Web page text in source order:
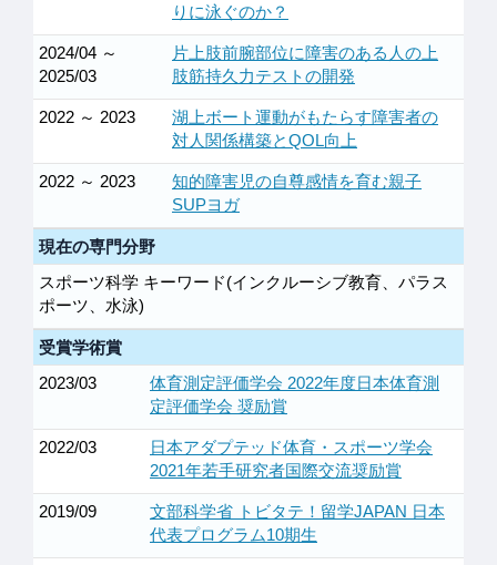
りに泳ぐのか？
2024/04 ～
2025/03
片上肢前腕部位に障害のある人の上
肢筋持久力テストの開発
2022 ～ 2023
湖上ボート運動がもたらす障害者の
対人関係構築とQOL向上
2022 ～ 2023
知的障害児の自尊感情を育む親子
SUPヨガ
現在の専門分野
スポーツ科学 キーワード(インクルーシブ教育、パラス
ポーツ、水泳)
受賞学術賞
2023/03
体育測定評価学会 2022年度日本体育測
定評価学会 奨励賞
2022/03
日本アダプテッド体育・スポーツ学会
2021年若手研究者国際交流奨励賞
2019/09
文部科学省 トビタテ！留学JAPAN 日本
代表プログラム10期生